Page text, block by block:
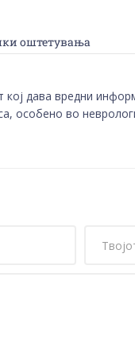
оштетувања
дава вредни
особено во